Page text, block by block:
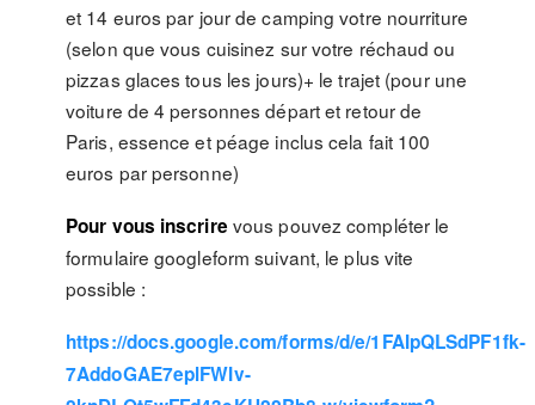
et 14 euros par jour de camping votre nourriture
(selon que vous cuisinez sur votre réchaud ou
pizzas glaces tous les jours)+ le trajet (pour une
voiture de 4 personnes départ et retour de
Paris, essence et péage inclus cela fait 100
euros par personne)
Pour vous inscrire vous pouvez compléter le
formulaire googleform suivant, le plus vite
possible :
https://docs.google.com/forms/d/e/1FAIpQLSdPF1fk-
7AddoGAE7eplFWIv-